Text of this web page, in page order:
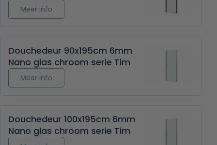
Meer info
Douchedeur 90x195cm 6mm
Nano glas chroom serie Tim
Meer info
Douchedeur 100x195cm 6mm
Nano glas chroom serie Tim